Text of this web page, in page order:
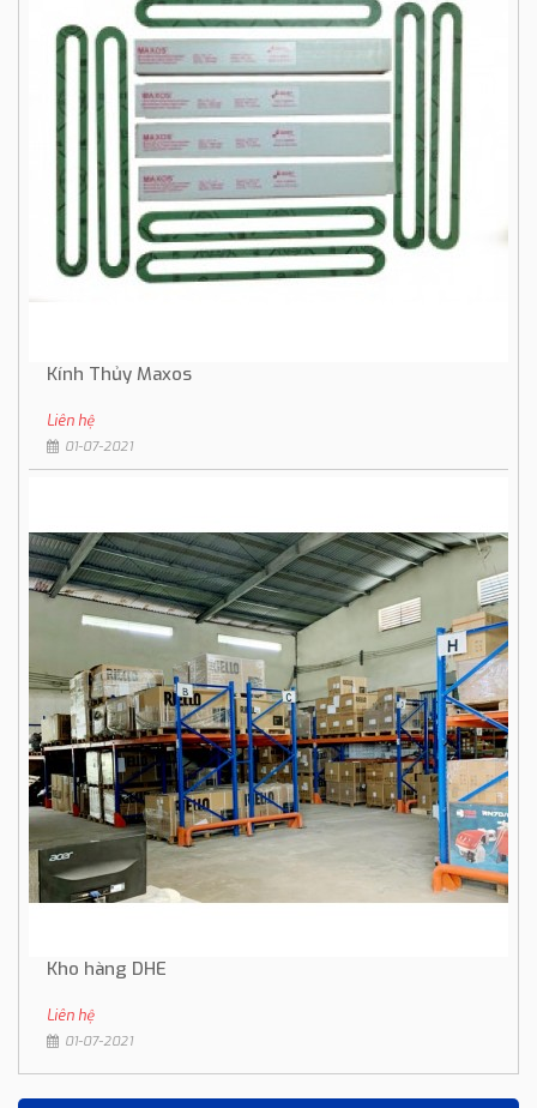
Kính Thủy Maxos
Liên hệ
01-07-2021
Kho hàng DHE
Liên hệ
01-07-2021